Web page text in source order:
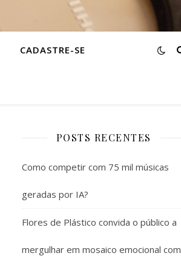
CADASTRE-SE
POSTS RECENTES
Como competir com 75 mil músicas
geradas por IA?
Flores de Plástico convida o público a
mergulhar em mosaico emocional com